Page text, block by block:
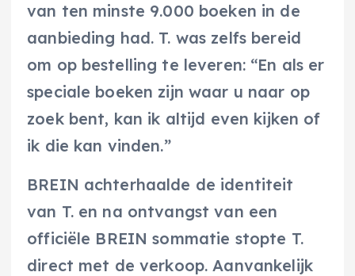
van ten minste 9.000 boeken in de
aanbieding had. T. was zelfs bereid
om op bestelling te leveren: “En als er
speciale boeken zijn waar u naar op
zoek bent, kan ik altijd even kijken of
ik die kan vinden.”
BREIN achterhaalde de identiteit
van T. en na ontvangst van een
officiële BREIN sommatie stopte T.
direct met de verkoop. Aanvankelijk